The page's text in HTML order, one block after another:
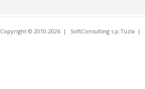
Copyright © 2010-2026 SoftConsulting s.p.Tuzla